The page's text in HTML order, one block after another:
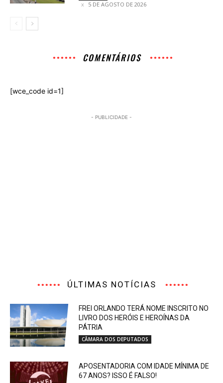
5 DE AGOSTO DE 2026
COMENTÁRIOS
[wce_code id=1]
- PUBLICIDADE -
ÚLTIMAS NOTÍCIAS
FREI ORLANDO TERÁ NOME INSCRITO NO
LIVRO DOS HERÓIS E HEROÍNAS DA
PÁTRIA
CÂMARA DOS DEPUTADOS
APOSENTADORIA COM IDADE MÍNIMA DE
67 ANOS? ISSO É FALSO!